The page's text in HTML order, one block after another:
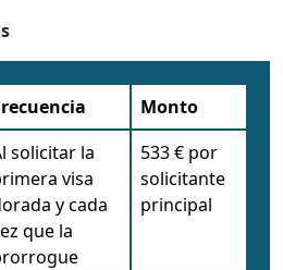
Monto
solicitar la
visa
y cada
que la
533 € por
solicitante
principal